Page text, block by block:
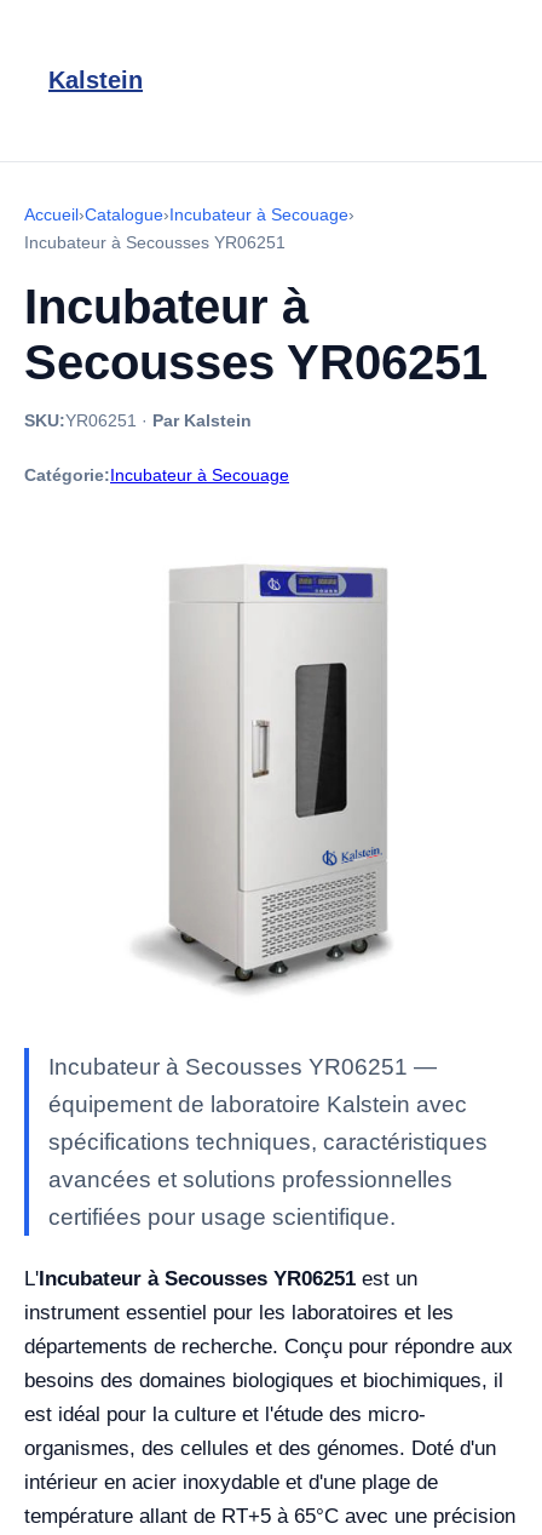
Kalstein
Accueil›Catalogue›Incubateur à Secouage›
Incubateur à Secousses YR06251
Incubateur à
Secousses YR06251
SKU:YR06251 · Par Kalstein
Catégorie:Incubateur à Secouage
Incubateur à Secousses YR06251 —
équipement de laboratoire Kalstein avec
spécifications techniques, caractéristiques
avancées et solutions professionnelles
certifiées pour usage scientifique.
L'Incubateur à Secousses YR06251 est un
instrument essentiel pour les laboratoires et les
départements de recherche. Conçu pour répondre aux
besoins des domaines biologiques et biochimiques, il
est idéal pour la culture et l'étude des micro-
organismes, des cellules et des génomes. Doté d'un
intérieur en acier inoxydable et d'une plage de
température allant de RT+5 à 65°C avec une précision